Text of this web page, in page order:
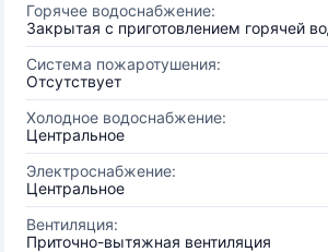
Горячее водоснабжение:
Закрытая с приготовлением горячей
Система пожаротушения:
Отсутствует
Холодное водоснабжение:
Центральное
Электроснабжение:
Центральное
Вентиляция:
Приточно-вытяжная вентиляция